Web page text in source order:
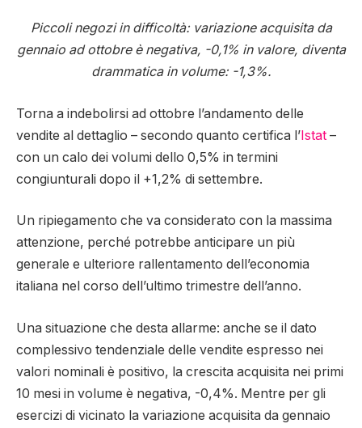
Piccoli negozi in difficoltà: variazione acquisita da
gennaio ad ottobre è negativa, -0,1% in valore, diventa
drammatica in volume: -1,3%.
Torna a indebolirsi ad ottobre l’andamento delle
vendite al dettaglio – secondo quanto certifica l’Istat –
con un calo dei volumi dello 0,5% in termini
congiunturali dopo il +1,2% di settembre.
Un ripiegamento che va considerato con la massima
attenzione, perché potrebbe anticipare un più
generale e ulteriore rallentamento dell’economia
italiana nel corso dell’ultimo trimestre dell’anno.
Una situazione che desta allarme: anche se il dato
complessivo tendenziale delle vendite espresso nei
valori nominali è positivo, la crescita acquisita nei primi
10 mesi in volume è negativa, -0,4%. Mentre per gli
esercizi di vicinato la variazione acquisita da gennaio